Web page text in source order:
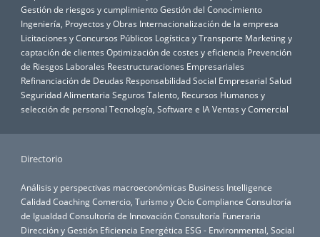
Gestión de riesgos y cumplimientoGestión del Conocimiento
Ingeniería, Proyectos y Obras Internacionalización de la empresa
Licitaciones y Concursos Públicos Logística y Transporte Marketing y
captación de clientes Optimización de costes y eficiencia Prevención
de Riesgos Laborales Reestructuraciones Empresariales
Refinanciación de Deudas Responsabilidad Social Empresarial Salud
Seguridad Alimentaria Seguros Talento, Recursos Humanos y
selección de personal Tecnología, Software e IA Ventas y Comercial
Directorio
Análisis y perspectivas macroeconómicas Business Intelligence
CalidadCoachingComercio, Turismo y OcioCompliance Consultoría
de IgualdadConsultoría de InnovaciónConsultoría Funeraria
Dirección y Gestión Eficiencia Energética ESG - Environmental, Social